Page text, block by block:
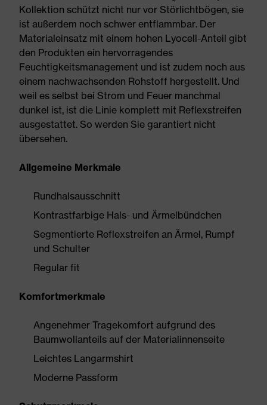
Kollektion schützt nicht nur vor Störlichtbögen, sie
ist außerdem noch schwer entflammbar. Der
Materialeinsatz mit einem hohen Lyocell-Anteil gibt
den Produkten ein hervorragendes
Feuchtigkeitsmanagement und ist zudem noch aus
einem nachwachsenden Rohstoff hergestellt. Und
weil es selbst bei Strom und Feuer manchmal
dunkel ist, ist die Linie komplett mit Reflexstreifen
ausgestattet. So werden Sie garantiert nicht
übersehen.
Allgemeine Merkmale
Rundhalsausschnitt
Kontrastfarbige Hals- und Ärmelbündchen
Segmentierte Reflexstreifen an Ärmel, Rumpf
und Schulter
Regular fit
Komfortmerkmale
Angenehmer Tragekomfort aufgrund des
Baumwollanteils auf der Materialinnenseite
Leichtes Langarmshirt
Moderne Passform